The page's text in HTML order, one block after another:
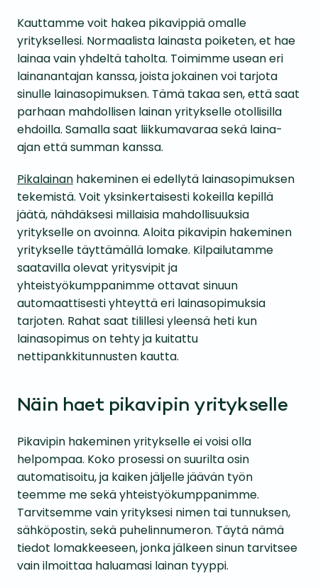
Kauttamme voit hakea pikavippiä omalle
yrityksellesi. Normaalista lainasta poiketen, et hae
lainaa vain yhdeltä taholta. Toimimme usean eri
lainanantajan kanssa, joista jokainen voi tarjota
sinulle lainasopimuksen. Tämä takaa sen, että saat
parhaan mahdollisen lainan yritykselle otollisilla
ehdoilla. Samalla saat liikkumavaraa sekä laina-
ajan että summan kanssa.
Pikalainanhakeminen ei edellytä lainasopimuksen
tekemistä. Voit yksinkertaisesti kokeilla kepillä
jäätä, nähdäksesi millaisia mahdollisuuksia
yritykselle on avoinna. Aloita pikavipin hakeminen
yritykselle täyttämällä lomake. Kilpailutamme
saatavilla olevat yritysvipit ja
yhteistyökumppanimme ottavat sinuun
automaattisesti yhteyttä eri lainasopimuksia
tarjoten. Rahat saat tilillesi yleensä heti kun
lainasopimus on tehty ja kuitattu
nettipankkitunnusten kautta.
Näin haet pikavipin yritykselle
Pikavipin hakeminen yritykselle ei voisi olla
helpompaa. Koko prosessi on suurilta osin
automatisoitu, ja kaiken jäljelle jäävän työn
teemme me sekä yhteistyökumppanimme.
Tarvitsemme vain yrityksesi nimen tai tunnuksen,
sähköpostin, sekä puhelinnumeron. Täytä nämä
tiedot lomakkeeseen, jonka jälkeen sinun tarvitsee
vain ilmoittaa haluamasi lainan tyyppi.